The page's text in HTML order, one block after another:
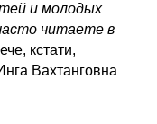
и молодых
читаете в
кстати,
Вахтанговна